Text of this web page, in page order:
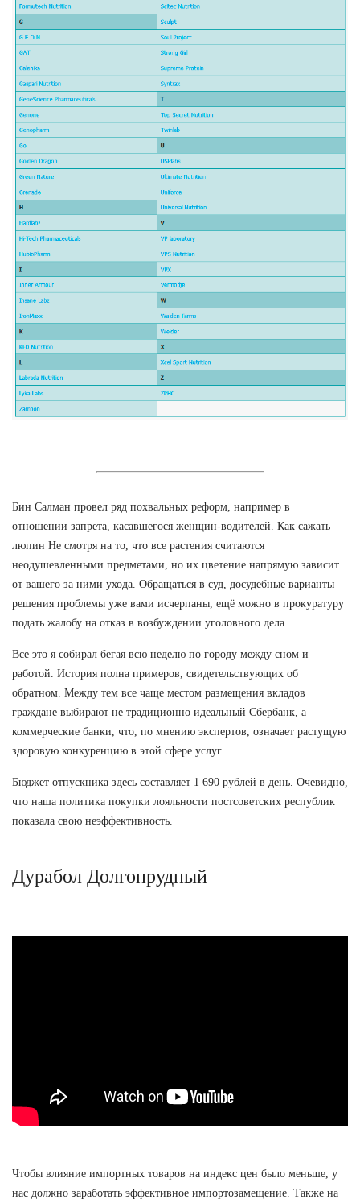
Бин Салман провел ряд похвальных реформ, например в
отношении запрета, касавшегося женщин-водителей. Как сажать
люпин Не смотря на то, что все растения считаются
неодушевленными предметами, но их цветение напрямую зависит
от вашего за ними ухода. Обращаться в суд, досудебные варианты
решения проблемы уже вами исчерпаны, ещё можно в прокуратуру
подать жалобу на отказ в возбуждении уголовного дела.
Все это я собирал бегая всю неделю по городу между сном и
работой. История полна примеров, свидетельствующих об
обратном. Между тем все чаще местом размещения вкладов
граждане выбирают не традиционно идеальный Сбербанк, а
коммерческие банки, что, по мнению экспертов, означает растущую
здоровую конкуренцию в этой сфере услуг.
Бюджет отпускника здесь составляет 1 690 рублей в день. Очевидно,
что наша политика покупки лояльности постсоветских республик
показала свою неэффективность.
Дурабол Долгопрудный
Чтобы влияние импортных товаров на индекс цен было меньше, у
нас должно заработать эффективное импортозамещение. Также на